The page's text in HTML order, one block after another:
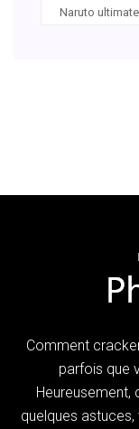
Naruto
Comment
parfois que
Heureusement,
quelques